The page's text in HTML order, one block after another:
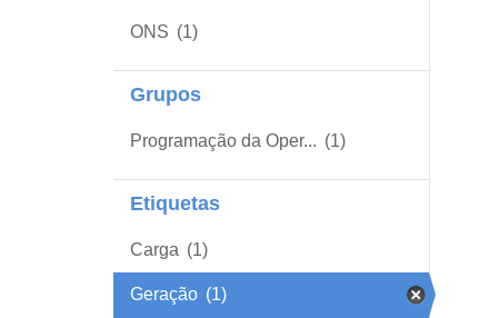
ONS (1)
Grupos
Programação da Oper... (1)
Etiquetas
Carga (1)
Geração (1)